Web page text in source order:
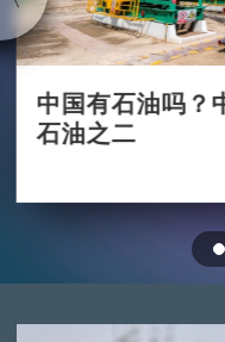
中国有石油吗？
石油之二